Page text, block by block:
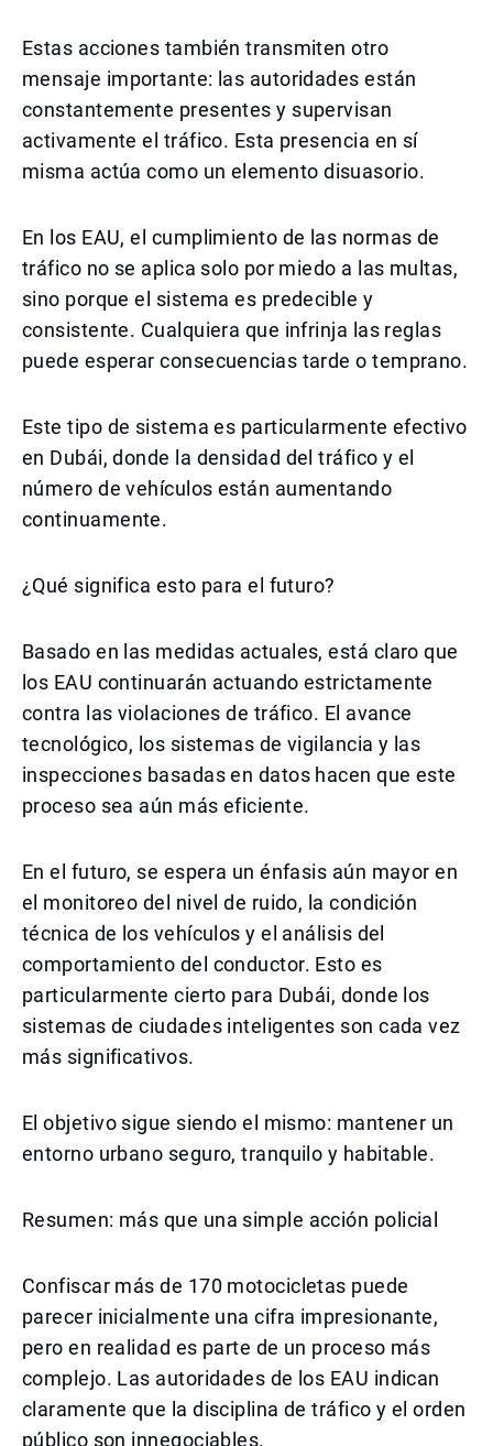
Estas acciones también transmiten otro
mensaje importante: las autoridades están
constantemente presentes y supervisan
activamente el tráfico. Esta presencia en sí
misma actúa como un elemento disuasorio.
En los EAU, el cumplimiento de las normas de
tráfico no se aplica solo por miedo a las multas,
sino porque el sistema es predecible y
consistente. Cualquiera que infrinja las reglas
puede esperar consecuencias tarde o temprano.
Este tipo de sistema es particularmente efectivo
en Dubái, donde la densidad del tráfico y el
número de vehículos están aumentando
continuamente.
¿Qué significa esto para el futuro?
Basado en las medidas actuales, está claro que
los EAU continuarán actuando estrictamente
contra las violaciones de tráfico. El avance
tecnológico, los sistemas de vigilancia y las
inspecciones basadas en datos hacen que este
proceso sea aún más eficiente.
En el futuro, se espera un énfasis aún mayor en
el monitoreo del nivel de ruido, la condición
técnica de los vehículos y el análisis del
comportamiento del conductor. Esto es
particularmente cierto para Dubái, donde los
sistemas de ciudades inteligentes son cada vez
más significativos.
El objetivo sigue siendo el mismo: mantener un
entorno urbano seguro, tranquilo y habitable.
Resumen: más que una simple acción policial
Confiscar más de 170 motocicletas puede
parecer inicialmente una cifra impresionante,
pero en realidad es parte de un proceso más
complejo. Las autoridades de los EAU indican
claramente que la disciplina de tráfico y el orden
público son innegociables.